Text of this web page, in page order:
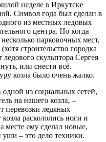
неделе в Иркутске
Символ года был сделан в
из местных ледовых
центра. Но когда
парковочных мест,
строительство городка
скульптора Сергея
или снести всё.
козла было очень жалко.
одной из социальных сетей,
на нашего козла, –
перевозки ледяных
раскололись ноги и
месте ему сделал новые,
уши – это дело техники.